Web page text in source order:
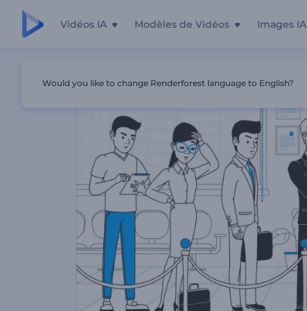
Vidéos IA Modèles de Vidéos Images IA
Would you like to change Renderforest language to English?